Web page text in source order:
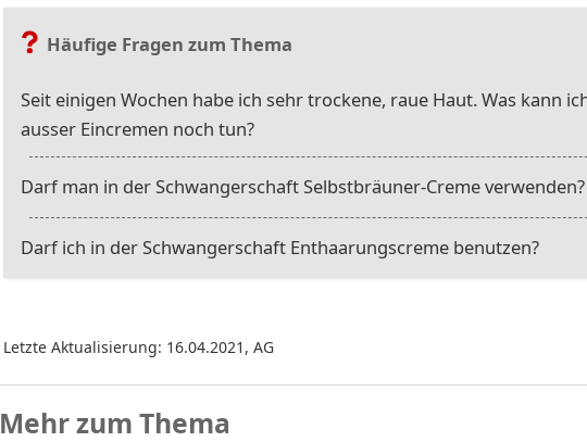
Häufige Fragen zum Thema
Seit einigen Wochen habe ich sehr trockene, raue Haut. Was kann
ausser Eincremen noch tun?
Darf man in der Schwangerschaft Selbstbräuner-Creme verwenden?
Darf ich in der Schwangerschaft Enthaarungscreme benutzen?
Letzte Aktualisierung: 16.04.2021 , AG
Mehr zum Thema